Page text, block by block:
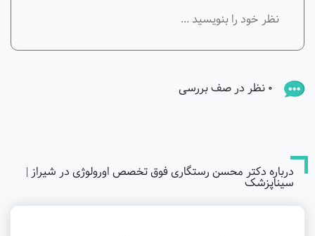
0 نظر در صف بررسی
درباره دکتر محسن رستگاری فوق تخصص اورولوژی در شیراز |
سیناپزشک